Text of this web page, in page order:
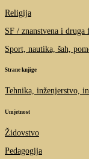
Religija
SF / znanstvena i druga
Sport, nautika, šah,
Strane knjige
Tehnika, inženjerstvo,
Umjetnost
Židovstvo
Pedagogija